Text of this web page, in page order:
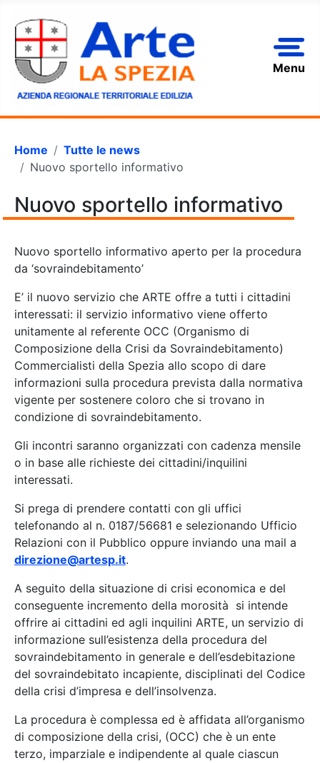
Menu
Home
Tutte le news
Nuovo sportello informativo
Nuovo sportello informativo
Nuovo sportello informativo aperto per la procedura
da ‘sovraindebitamento’
E’ il nuovo servizio che ARTE offre a tutti i cittadini
interessati: il servizio informativo viene offerto
unitamente al referente OCC (Organismo di
Composizione della Crisi da Sovraindebitamento)
Commercialisti della Spezia allo scopo di dare
informazioni sulla procedura prevista dalla normativa
vigente per sostenere coloro che si trovano in
condizione di sovraindebitamento.
Gli incontri saranno organizzati con cadenza mensile
o in base alle richieste dei cittadini/inquilini
interessati.
Si prega di prendere contatti con gli uffici
telefonando al n. 0187/56681 e selezionando Ufficio
Relazioni con il Pubblico oppure inviando una mail a
direzione@artesp.it.
A seguito della situazione di crisi economica e del
conseguente incremento della morosità si intende
offrire ai cittadini ed agli inquilini ARTE, un servizio di
informazione sull’esistenza della procedura del
sovraindebitamento in generale e dell’esdebitazione
del sovraindebitato incapiente, disciplinati del Codice
della crisi d’impresa e dell’insolvenza.
La procedura è complessa ed è affidata all’organismo
di composizione della crisi, (OCC) che è un ente
terzo, imparziale e indipendente al quale ciascun